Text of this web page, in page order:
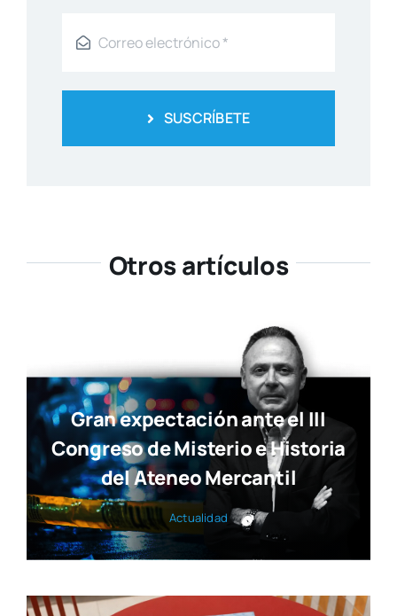
SUSCRÍBETE
Otros artículos
Gran expectación ante el III
Congreso de Misterio e Historia
del Ateneo Mercantil
Actua­li­dad